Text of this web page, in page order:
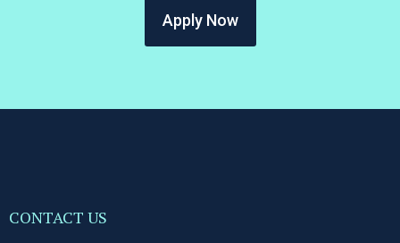
Apply Now
CONTACT US